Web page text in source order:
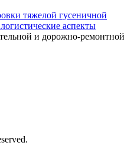
тяжелой гусеничной
аспекты
и дорожно-ремонтной